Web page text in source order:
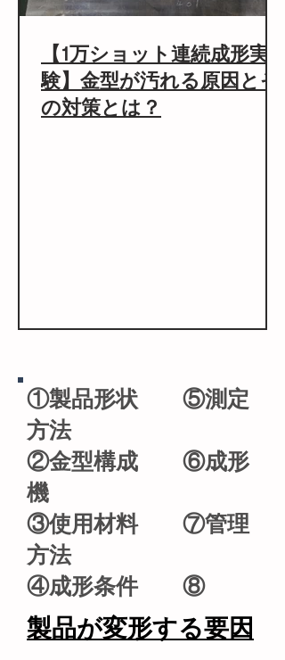
【1万ショット連続成形実
験】金型が汚れる原因とそ
の対策とは？
①製品形状 ⑤測定
方法
②金型構成 ⑥成形
機
③使用材料 ⑦管理
方法
​④成形条件 ⑧
製品が​変形する要因